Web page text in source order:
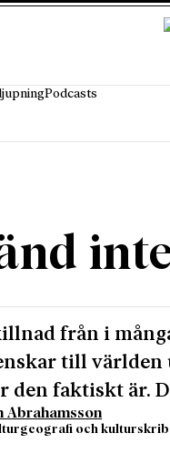
Podcasts
från i
till
den faktiskt är.
Abrahamsson
och